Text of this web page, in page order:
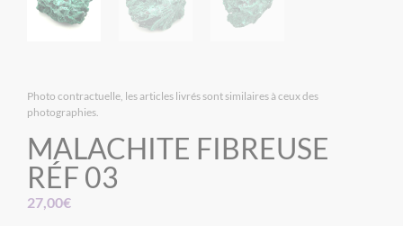
Photo contractuelle, les articles livrés sont similaires à ceux des
photographies.
MALACHITE FIBREUSE
RÉF 03
27,00€